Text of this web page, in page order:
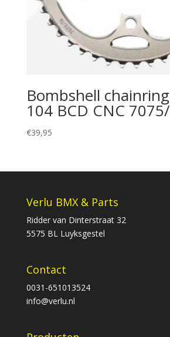
Bombshell
104 BCD CNC
€39,95
Verlu BMX & Parts
Ridder van Dinterstraat 32
5575 BL Luyksgestel
Contact
0031-651013524
info@verlu.nl